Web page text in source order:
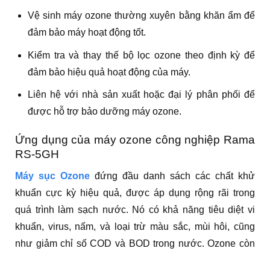
Vệ sinh máy ozone thường xuyên bằng khăn ẩm để
đảm bảo máy hoạt động tốt.
Kiểm tra và thay thế bộ lọc ozone theo định kỳ để
đảm bảo hiệu quả hoạt động của máy.
Liên hệ với nhà sản xuất hoặc đại lý phân phối để
được hỗ trợ bảo dưỡng máy ozone.
Ứng dụng của máy ozone công nghiệp Rama
RS-5GH
Máy sục Ozone đứng đầu danh sách các chất khử
khuẩn cực kỳ hiệu quả, được áp dụng rộng rãi trong
quá trình làm sạch nước. Nó có khả năng tiêu diệt vi
khuẩn, virus, nấm, và loại trừ màu sắc, mùi hôi, cũng
như giảm chỉ số COD và BOD trong nước. Ozone còn